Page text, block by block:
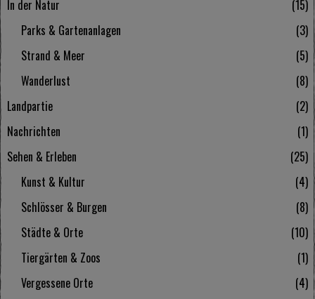
In der Natur
15
Parks & Gartenanlagen
3
Strand & Meer
5
Wanderlust
8
Landpartie
2
Nachrichten
1
Sehen & Erleben
25
Kunst & Kultur
4
Schlösser & Burgen
8
Städte & Orte
10
Tiergärten & Zoos
1
Vergessene Orte
4